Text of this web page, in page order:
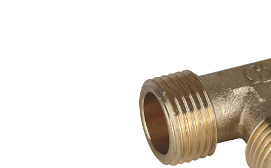
Материалы для отделки
Пиломатериалы